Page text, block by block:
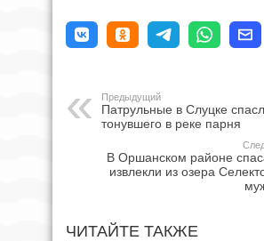
Предыдущий
Патрульные в Слуцке
тонувшего в реке парня
В Оршанском районе
извлекли из озера
ЧИТАЙТЕ ТАКЖЕ